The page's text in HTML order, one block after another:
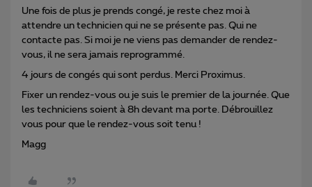
Une fois de plus je prends congé, je reste chez moi à
attendre un technicien qui ne se présente pas. Qui ne
contacte pas. Si moi je ne viens pas demander de rendez-
vous, il ne sera jamais reprogrammé.
4 jours de congés qui sont perdus. Merci Proximus.
Fixer un rendez-vous ou je suis le premier de la journée. Que
les techniciens soient à 8h devant ma porte. Débrouillez
vous pour que le rendez-vous soit tenu !
Magg